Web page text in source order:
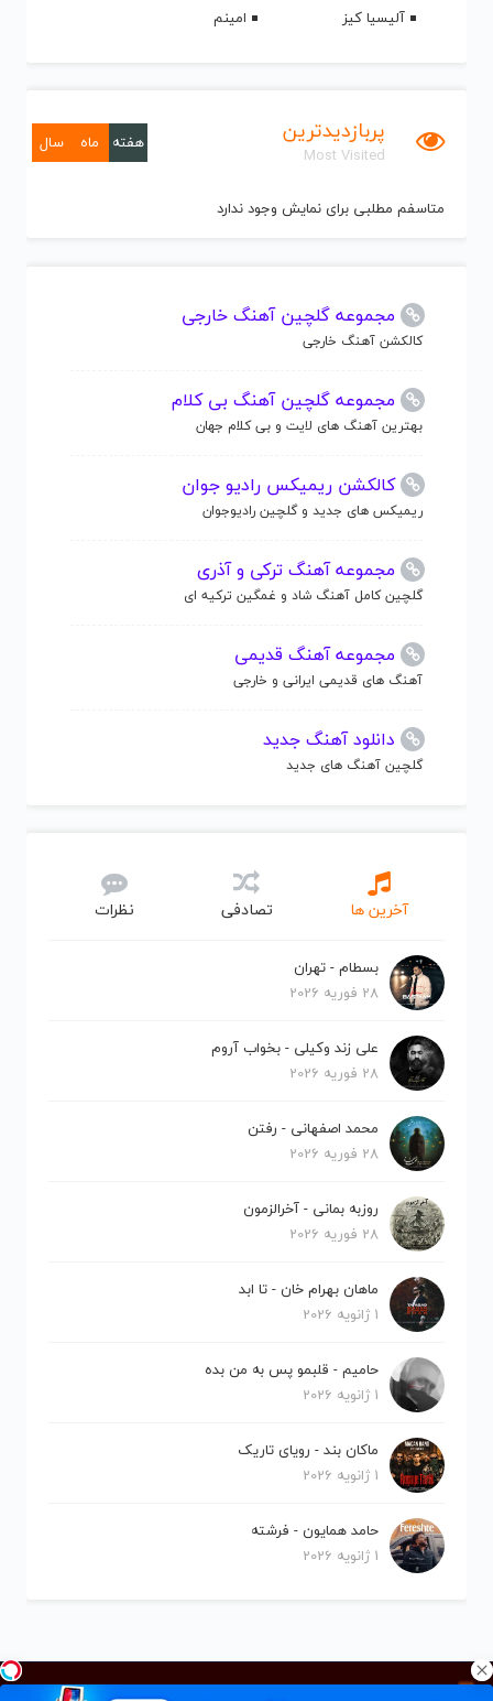
آلیسیا کیز
امینم
پربازدیدترین
Most Visited
هفته ماه سال
متاسفم مطلبی برای نمایش وجود ندارد
مجموعه گلچین آهنگ خارجی
کالکشن آهنگ خارجی
مجموعه گلچین آهنگ بی کلام
بهترین آهنگ های لایت و بی کلام جهان
کالکشن ریمیکس رادیو جوان
ریمیکس های جدید و گلچین رادیوجوان
مجموعه آهنگ ترکی و آذری
گلچین کامل آهنگ شاد و غمگین ترکیه ای
مجموعه آهنگ قدیمی
آهنگ های قدیمی ایرانی و خارجی
دانلود آهنگ جدید
گلچین آهنگ های جدید
آخرین ها تصادفی نظرات
بسطام - تهران
28 فوریه 2026
علی زند وکیلی - بخواب آروم
28 فوریه 2026
محمد اصفهانی - رفتن
28 فوریه 2026
روزبه بمانی - آخرالزمون
28 فوریه 2026
ماهان بهرام خان - تا ابد
1 ژانویه 2026
حامیم - قلبمو پس به من بده
1 ژانویه 2026
ماکان بند - رویای تاریک
1 ژانویه 2026
حامد همایون - فرشته
1 ژانویه 2026
کلیه حقوق برای نیلو موزیک محفوظ است.